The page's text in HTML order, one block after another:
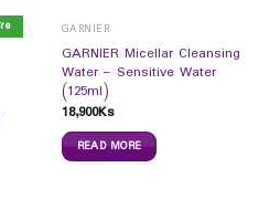
B
uy 50000ks >> Gift Dr Face BB Cream GARNIER
GARNIER Micellar Cleansing
Water – Sensitive Water
(125ml)
18,900Ks
READ MORE